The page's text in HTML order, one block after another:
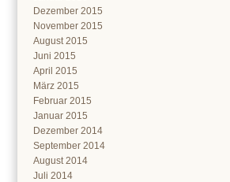
Dezember 2015
November 2015
August 2015
Juni 2015
April 2015
März 2015
Februar 2015
Januar 2015
Dezember 2014
September 2014
August 2014
Juli 2014